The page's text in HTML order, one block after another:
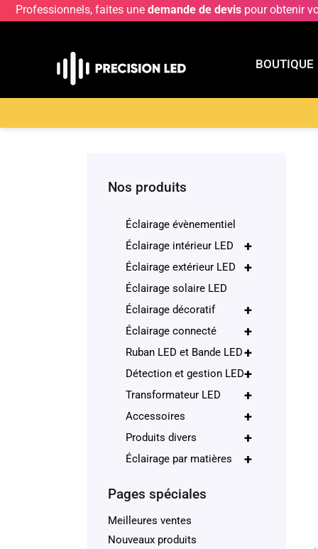
Professionnels, faites une demande de devis pour obtenir
BOUTIQUE
Nos produits
Éclairage évènementiel
+
Éclairage intérieur LED
+
Éclairage extérieur LED
Éclairage solaire LED
+
Éclairage décoratif
+
Éclairage connecté
+
Ruban LED et Bande LED
+
Détection et gestion LED
+
Transformateur LED
+
Accessoires
+
Produits divers
+
Éclairage par matières
Pages spéciales
Meilleures ventes
Nouveaux produits